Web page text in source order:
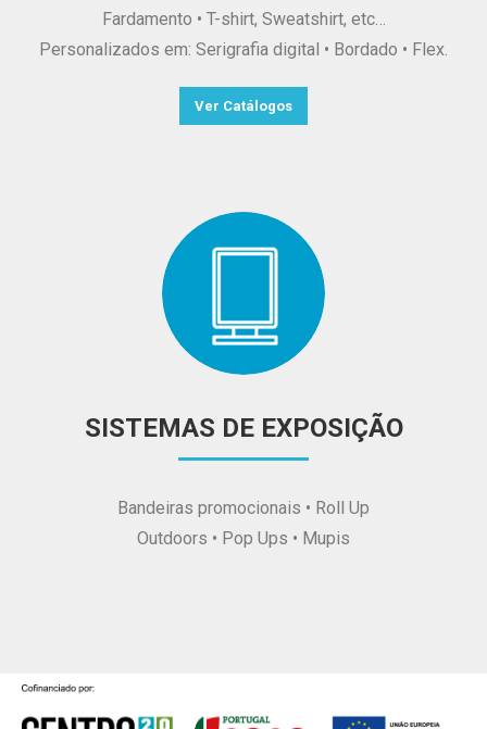
Fardamento • T-shirt, Sweatshirt, etc…
Personalizados em: Serigrafia digital • Bordado • Flex.
Ver Catálogos
SISTEMAS DE EXPOSIÇÃO
Bandeiras promocionais • Roll Up
Outdoors • Pop Ups • Mupis